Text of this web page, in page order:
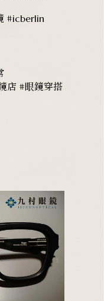
#icberlin
店 #眼鏡穿搭